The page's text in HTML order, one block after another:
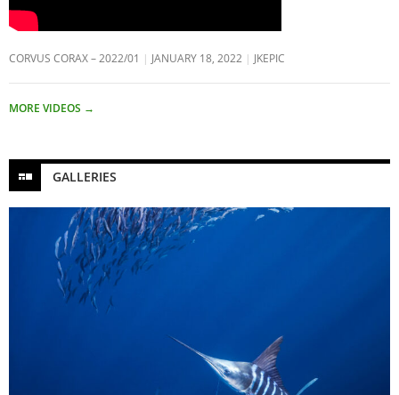
CORVUS CORAX – 2022/01 JANUARY 18, 2022 JKEPIC
MORE VIDEOS →
GALLERIES